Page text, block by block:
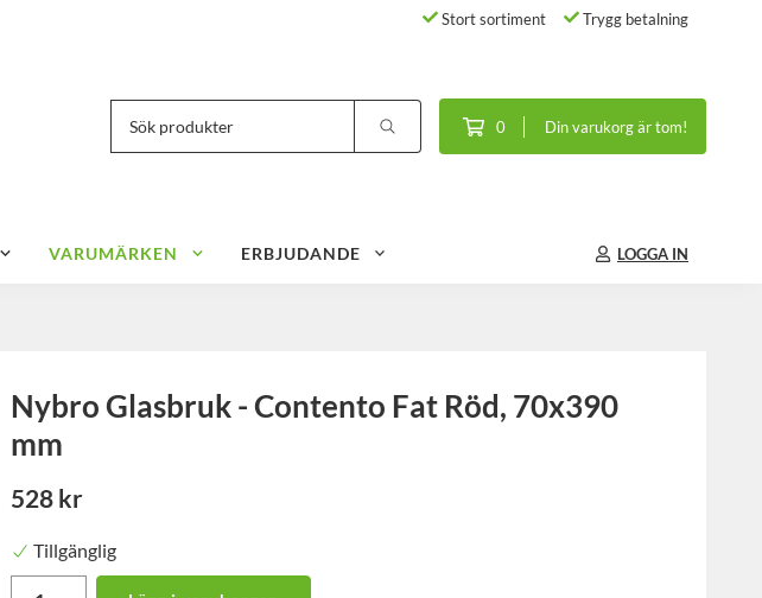
Stort sortiment Trygg betalning
0 Din varukorg är tom!
VARUMÄRKEN ERBJUDANDE LOGGA IN
Nybro Glasbruk - Contento Fat Röd, 70x390
mm
528 kr
Tillgänglig